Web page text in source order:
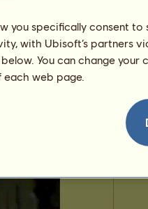
you specifically consent
with Ubisoft’s partners
You can change
web page.